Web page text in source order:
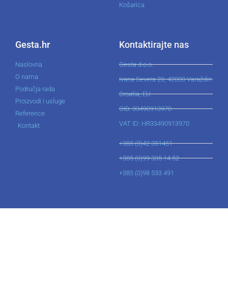
Košarica
Gesta.hr
Naslovna
O nama
Područja rada
Proizvodi i usluge
Reference
Kontakt
Kontaktirajte nas
Gesta d.o.o.
Ivana Severa 20, 42000 Varaždin
Croatia, EU
OIB: 33490913970
VAT ID: HR33490913970
+385 (0)42 351451
+385 (0)99 335 14 52
+385 (0)98 533 491